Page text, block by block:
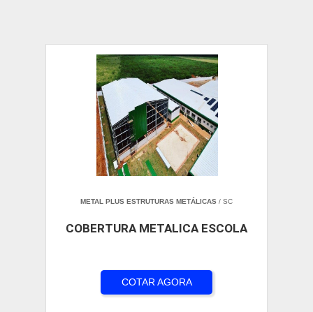
METAL PLUS ESTRUTURAS METÁLICAS / SC
COBERTURA METALICA ESCOLA
COTAR AGORA